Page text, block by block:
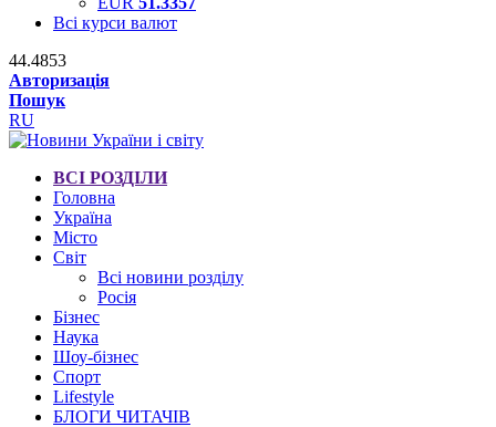
Всі курси валют
44.4853
Авторизація
Пошук
RU
ВСІ РОЗДІЛИ
Головна
Україна
Місто
Світ
Всі новини розділу
Росія
Бізнес
Наука
Шоу-бізнес
Спорт
Lifestyle
БЛОГИ ЧИТАЧІВ